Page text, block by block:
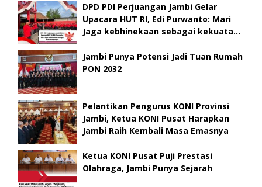
DPD PDI Perjuangan Jambi Gelar
Upacara HUT RI, Edi Purwanto: Mari
Jaga kebhinekaan sebagai kekuatan
Jambi Punya Potensi Jadi Tuan Rumah
PON 2032
Pelantikan Pengurus KONI Provinsi
Jambi, Ketua KONI Pusat Harapkan
Jambi Raih Kembali Masa Emasnya
Ketua KONI Pusat Puji Prestasi
Olahraga, Jambi Punya Sejarah